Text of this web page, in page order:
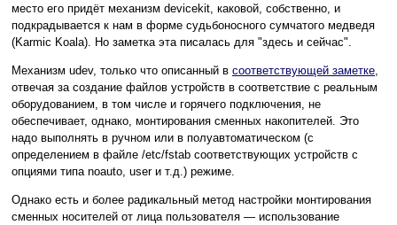
место его придёт механизм devicekit, каковой, собственно, и
подкрадывается к нам в форме судьбоносного сумчатого медведя
(Karmic Koala). Но заметка эта писалась для "здесь и сейчас".
Механизм udev, только что описанный в соответствующей заметке,
отвечая за создание файлов устройств в соответствие с реальным
оборудованием, в том числе и горячего подключения, не
обеспечивает, однако, монтирования сменных накопителей. Это
надо выполнять в ручном или в полуавтоматическом (с
определением в файле /etc/fstab соответствующих устройств с
опциями типа noauto, user и т.д.) режиме.
Однако есть и более радикальный метод настройки монтирования
сменных носителей от лица пользователя — использование